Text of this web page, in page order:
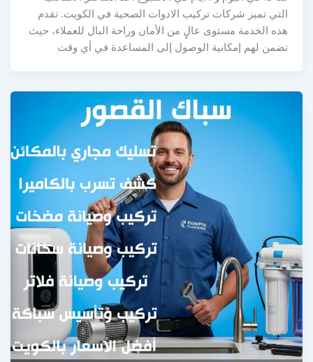
التي تميز شركات تركيب الادوات الصحية في الكويت. تقدم
هذه الخدمة مستوى عالٍ من الأمان وراحة البال للعملاء، حيث
تضمن لهم إمكانية الوصول إلى المساعدة في أي وقت